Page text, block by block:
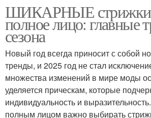
ШИКАРНЫЕ стрижки
полное лицо: главные
сезона
Новый год всегда приносит с собой
тренды, и 2025 год не стал
множества изменений в мире моды
уделяется прическам, которые
индивидуальность и
полным лицом важно выбирать